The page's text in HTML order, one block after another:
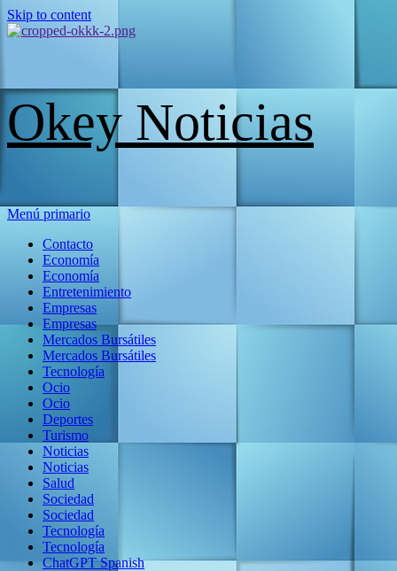
Skip to content
Okey Noticias
Menú primario
Contacto
Economía
Economía
Entretenimiento
Empresas
Empresas
Mercados Bursátiles
Mercados Bursátiles
Tecnología
Ocio
Ocio
Deportes
Turismo
Noticias
Noticias
Salud
Sociedad
Sociedad
Tecnología
Tecnología
ChatGPT Spanish